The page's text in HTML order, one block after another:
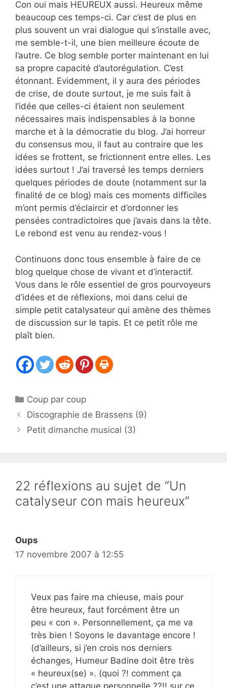
Con oui mais HEUREUX aussi. Heureux même
beaucoup ces temps-ci. Car c’est de plus en
plus souvent un vrai dialogue qui s’installe avec,
me semble-t-il, une bien meilleure écoute de
l’autre. Ce blog semble porter maintenant en lui
sa propre capacité d’autorégulation. C’est
étonnant. Evidemment, il y aura des périodes
de crise, de doute surtout, je me suis fait à
l’idée que celles-ci étaient non seulement
nécessaires mais indispensables à la bonne
marche et à la démocratie du blog. J’ai horreur
du consensus mou, il faut au contraire que les
idées se frottent, se frictionnent entre elles. Les
idées surtout ! J’ai traversé les temps derniers
quelques périodes de doute (notamment sur la
finalité de ce blog) mais ces moments difficiles
m’ont permis d’éclaircir et d’ordonner les
pensées contradictoires que j’avais dans la tête.
Le rebond est venu au rendez-vous !
Continuons donc tous ensemble à faire de ce
blog quelque chose de vivant et d’interactif.
Vous dans le rôle essentiel de gros pourvoyeurs
d’idées et de réflexions, moi dans celui de
simple petit catalysateur qui amène des thèmes
de discussion sur le tapis. Et ce petit rôle me
plaît bien.
Catégories
Coup par coup
Discographie de Brassens (9)
Petit dimanche musical (3)
22 réflexions au sujet de “Un
catalyseur con mais heureux”
Oups
17 novembre 2007 à 12:55
Veux pas faire ma chieuse, mais pour
être heureux, faut forcément être un
peu « con ». Personnellement, ça me va
très bien ! Soyons le davantage encore !
(d’ailleurs, si j’en crois nos derniers
échanges, Humeur Badine doit être très
« heureux(se) ». (quoi ?! comment ça
c’est une attaque personnelle ??!! sur ce